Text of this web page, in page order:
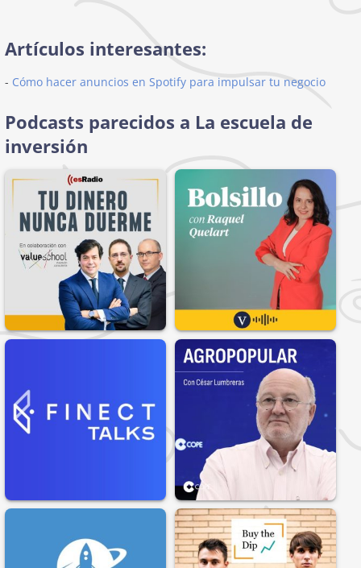
Artículos interesantes:
- Cómo hacer anuncios en Spotify para impulsar tu negocio
Podcasts parecidos a La escuela de
inversión